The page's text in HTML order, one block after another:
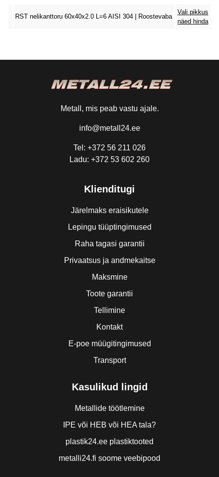
RST nelikanttoru 60x40x2.0 L=6 AISI 304 | Roostevaba
Vali pikkus
näed hinda
Metall, mis peab vastu ajale.
info@metall24.ee
Tel: +372 56 211 026
Ladu: +372 53 602 260
Klienditugi
Järelmaks eraisikutele
Lepingu tüüptingimused
Raha tagasi garantii
Privaatsus ja andmekaitse
Maksmine
Toote garantii
Tellimine
Kontakt
E-poe müügitingimused
Transport
Kasulikud lingid
Metallide töötlemine
IPE või HEB või HEA tala?
plastik24.ee plastiktooted
metalli24.fi soome veebipood